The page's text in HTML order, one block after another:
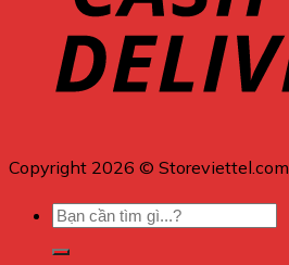
Copyright 2026 © Storeviettel.com
Tìm
kiếm: